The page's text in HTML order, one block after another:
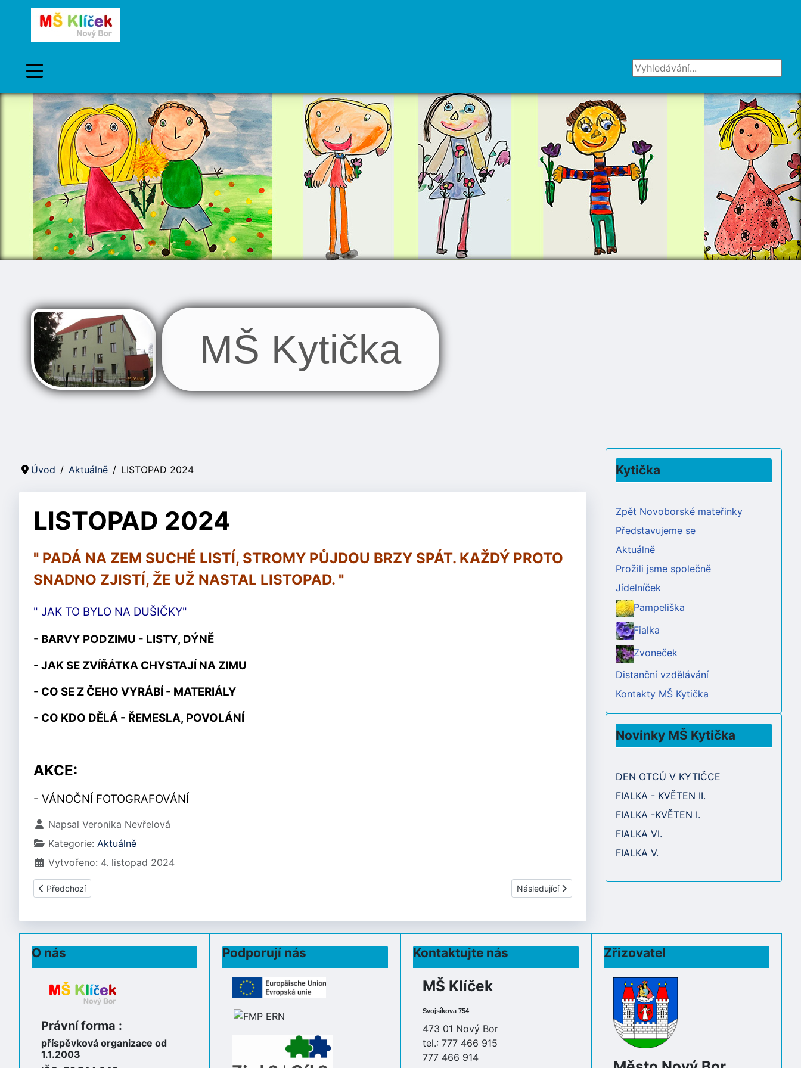
Vyhledávání...
MŠ Kytička
Úvod Aktuálně LISTOPAD 2024
LISTOPAD 2024
" PADÁ NA ZEM SUCHÉ LISTÍ, STROMY PŮJDOU BRZY SPÁT. KAŽDÝ PROTO
SNADNO ZJISTÍ, ŽE UŽ NASTAL LISTOPAD. "
" JAK TO BYLO NA DUŠIČKY"
- BARVY PODZIMU - LISTY, DÝNĚ
- JAK SE ZVÍŘÁTKA CHYSTAJÍ NA ZIMU
- CO SE Z ČEHO VYRÁBÍ - MATERIÁLY
- CO KDO DĚLÁ - ŘEMESLA, POVOLÁNÍ
AKCE:
- VÁNOČNÍ FOTOGRAFOVÁNÍ
Základní údaje
Napsal Veronika Nevřelová
Kategorie: Aktuálně
Vytvořeno: 4. listopad 2024
Předchozí článek: PROSINEC 2024
Předchozí Další článek: ŘÍJEN 2024
Následující
Kytička
Zpět Novoborské mateřinky
Představujeme se
Aktuálně
Prožili jsme společně
Jídelníček
Pampeliška
Fialka
Zvoneček
Distanční vzdělávání
Kontakty MŠ Kytička
Novinky MŠ Kytička
DEN OTCŮ V KYTIČCE
FIALKA - KVĚTEN II.
FIALKA -KVĚTEN I.
FIALKA VI.
FIALKA V.
O nás
Právní forma :
příspěvková organizace od
1.1.2003
Podporují nás Kontaktujte nás
MŠ Klíček
Svojsíkova 754
473 01 Nový Bor
tel.: 777 466 915
777 466 914
Zřizovatel